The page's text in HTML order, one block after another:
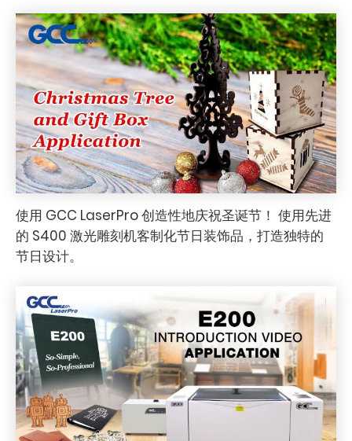
使用 GCC LaserPro 创造性地庆祝圣诞节！ 使用先进
的 S400 激光雕刻机客制化节日装饰品，打造独特的
节日设计。